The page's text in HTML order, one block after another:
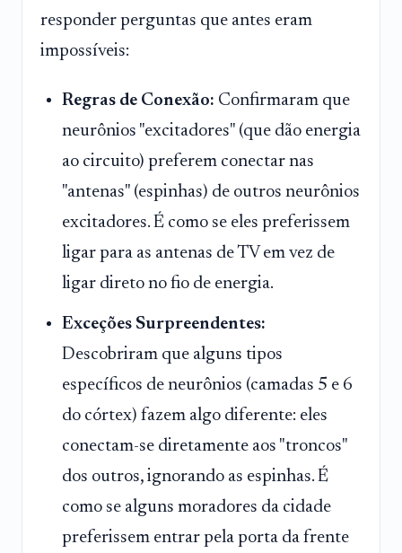
responder perguntas que antes eram
impossíveis:
Regras de Conexão: Confirmaram que
neurônios "excitadores" (que dão energia
ao circuito) preferem conectar nas
"antenas" (espinhas) de outros neurônios
excitadores. É como se eles preferissem
ligar para as antenas de TV em vez de
ligar direto no fio de energia.
Exceções Surpreendentes:
Descobriram que alguns tipos
específicos de neurônios (camadas 5 e 6
do córtex) fazem algo diferente: eles
conectam-se diretamente aos "troncos"
dos outros, ignorando as espinhas. É
como se alguns moradores da cidade
preferissem entrar pela porta da frente